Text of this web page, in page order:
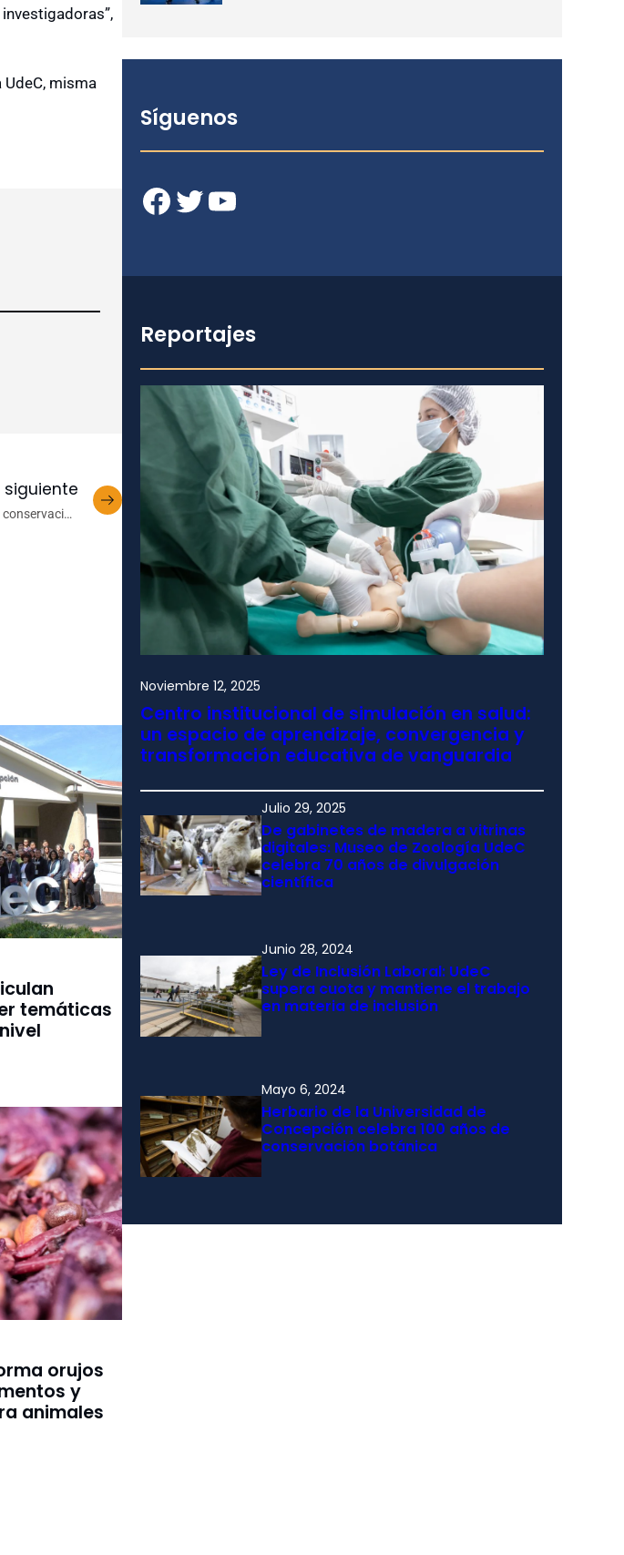
misma
siguiente
temáticas
orujos
y
animales
Síguenos
Facebook Twitter YouTube
Reportajes
Noviembre 12, 2025
Centro institucional de simulación en salud:
un espacio de aprendizaje, convergencia y
transformación educativa de vanguardia
Julio 29, 2025
De gabinetes de madera a vitrinas
digitales: Museo de Zoología UdeC
celebra 70 años de divulgación
científica
Junio 28, 2024
Ley de Inclusión Laboral: UdeC
supera cuota y mantiene el trabajo
en materia de inclusión
Mayo 6, 2024
Herbario de la Universidad de
Concepción celebra 100 años de
conservación botánica